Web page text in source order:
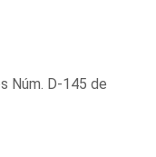
Núm. D-145 de